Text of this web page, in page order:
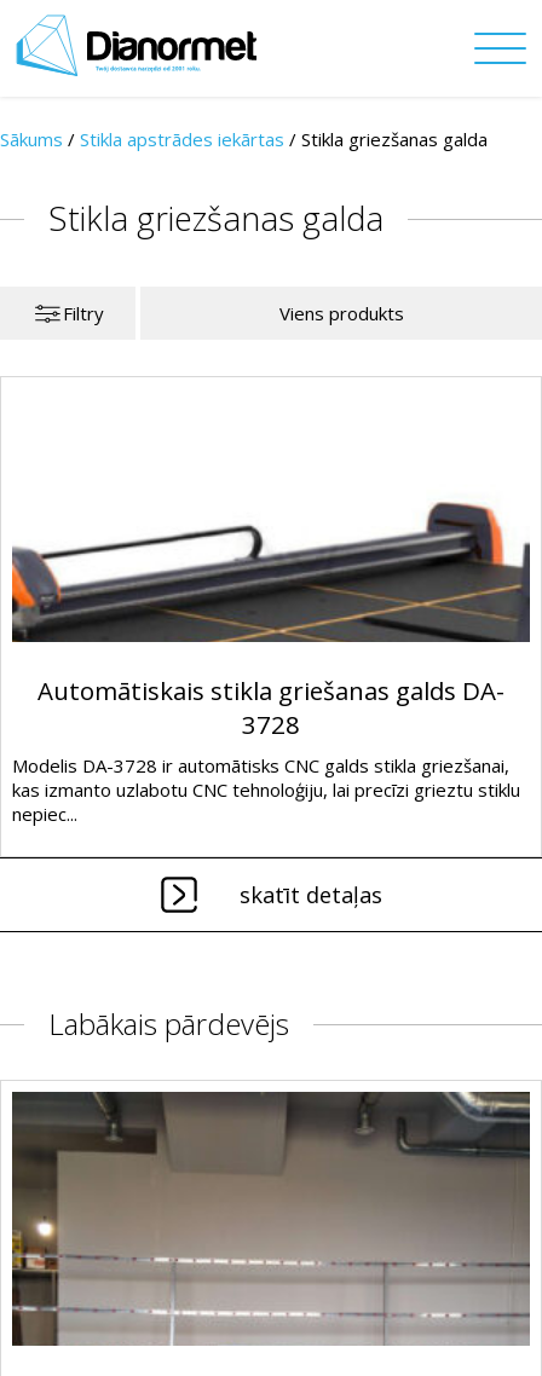
Sākums / Stikla apstrādes iekārtas / Stikla griezšanas galda
Stikla griezšanas galda
Filtry Viens produkts
Automātiskais stikla griešanas galds DA-
3728
Modelis DA-3728 ir automātisks CNC galds stikla griezšanai,
kas izmanto uzlabotu CNC tehnoloģiju, lai precīzi grieztu stiklu
nepiec...
skatīt detaļas
Labākais pārdevējs